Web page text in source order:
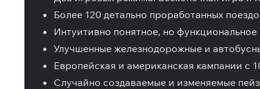
Более 120 детально проработанных
Интуитивно понятное, но
Улучшенные железнодорожные и
Европейская и американская кампании с
Случайно создаваемые и изменяемые